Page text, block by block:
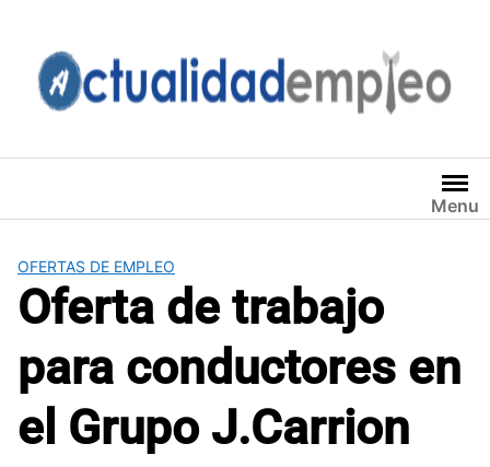
contenido
Menu
OFERTAS DE EMPLEO
Oferta de trabajo
para conductores en
el Grupo J.Carrion